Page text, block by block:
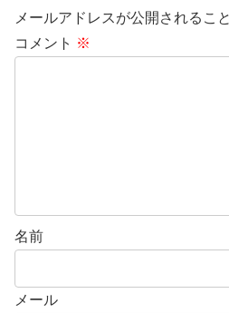
メールアドレスが公開されるこ
コメント ※
名前
メール